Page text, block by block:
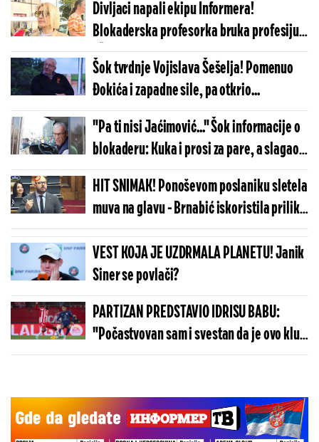
Divljaci napali ekipu Informera!
Blokaderska profesorka bruka profesiju:
"Šta te boli k***c kako se ja zovem?!"
(FOTO/VIDEO)
Šok tvrdnje Vojislava Šešelja! Pomenuo
Đokića i zapadne sile, pa otkrio...
"Pa ti nisi Jaćimović..." Šok informacije o
blokaderu: Kuka i prosi za pare, a slagao
za prezime - Rođen u Hrvatskoj!?
HIT SNIMAK! Ponoševom poslaniku sletela
muva na glavu - Brnabić iskoristila priliku
da mu očita lekciju!
VEST KOJA JE UZDRMALA PLANETU! Janik
Siner se povlači?
PARTIZAN PREDSTAVIO IDRISU BABU:
"Počastvovan sam i svestan da je ovo klub
sa velikom istorijom"